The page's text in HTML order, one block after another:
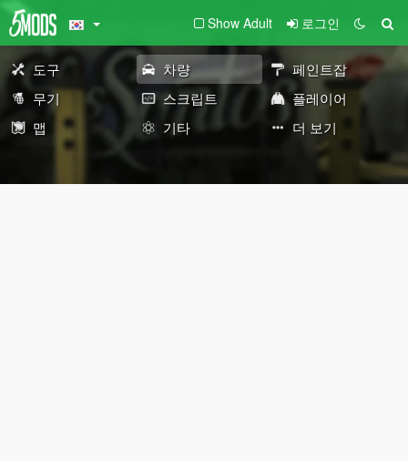
Show Adult 로그인
도구 차량
페인트잡
무기
스크립트
플레이어
맵
기타 더 보기